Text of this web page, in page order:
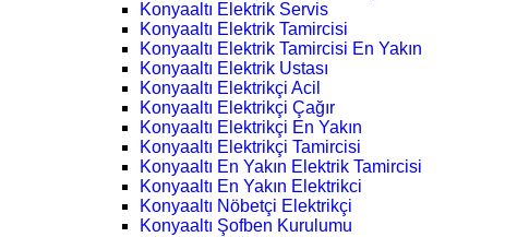
Konyaaltı Elektrik Servis
Konyaaltı Elektrik Tamircisi
Konyaaltı Elektrik Tamircisi En Yakın
Konyaaltı Elektrik Ustası
Konyaaltı Elektrikçi Acil
Konyaaltı Elektrikçi Çağır
Konyaaltı Elektrikçi En Yakın
Konyaaltı Elektrikçi Tamircisi
Konyaaltı En Yakın Elektrik Tamircisi
Konyaaltı En Yakın Elektrikci
Konyaaltı Nöbetçi Elektrikçi
Konyaaltı Şofben Kurulumu